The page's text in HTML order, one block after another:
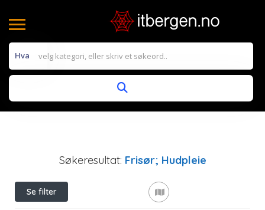
Hva
Søkeresultat: Frisør; Hudpleie
Se filter